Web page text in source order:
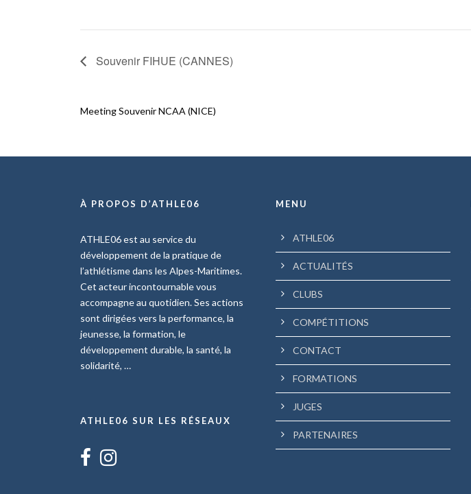
Souvenir FIHUE (CANNES)
Meeting Souvenir NCAA (NICE)
À PROPOS D’ATHLE06
ATHLE06 est au service du
développement de la pratique de
l’athlétisme dans les Alpes-Maritimes.
Cet acteur incontournable vous
accompagne au quotidien. Ses actions
sont dirigées vers la performance, la
jeunesse, la formation, le
développement durable, la santé, la
solidarité, …
ATHLE06 SUR LES RÉSEAUX
MENU
ATHLE06
ACTUALITÉS
CLUBS
COMPÉTITIONS
CONTACT
FORMATIONS
JUGES
PARTENAIRES